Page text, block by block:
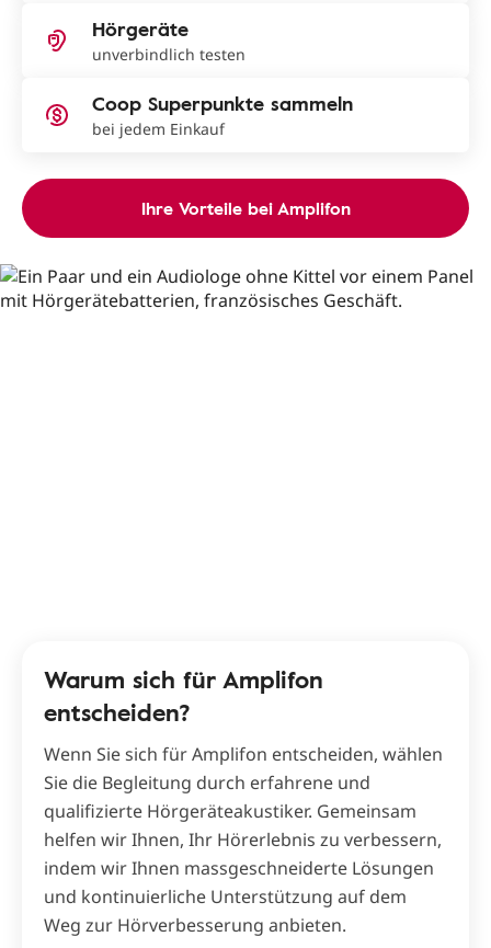
Hörgeräte
unverbindlich testen
Coop Superpunkte sammeln
bei jedem Einkauf
Ihre Vorteile bei Amplifon
Warum sich für Amplifon
entscheiden?
Wenn Sie sich für Amplifon entscheiden, wählen
Sie die Begleitung durch erfahrene und
qualifizierte Hörgeräteakustiker. Gemeinsam
helfen wir Ihnen, Ihr Hörerlebnis zu verbessern,
indem wir Ihnen massgeschneiderte Lösungen
und kontinuierliche Unterstützung auf dem
Weg zur Hörverbesserung anbieten.